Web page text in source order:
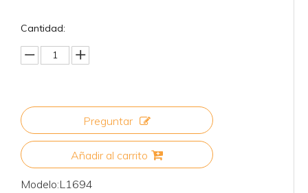
Cantidad:
Preguntar
Añadir al carrito
Modelo:L1694